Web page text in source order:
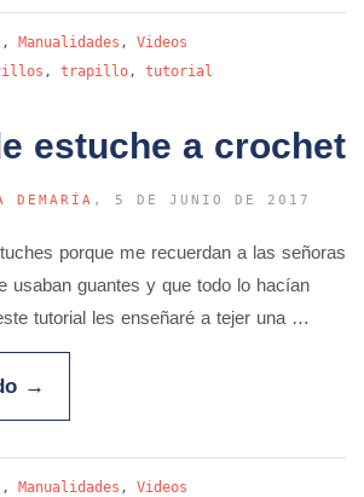
, Manualidades , Videos
, trapillo , tutorial
estuche a crochet
DEMARÍA , 5 DE JUNIO DE 2017
porque me recuerdan a las señoras
usaban guantes y que todo lo hacían
tutorial les enseñaré a tejer una …
→
, Manualidades , Videos